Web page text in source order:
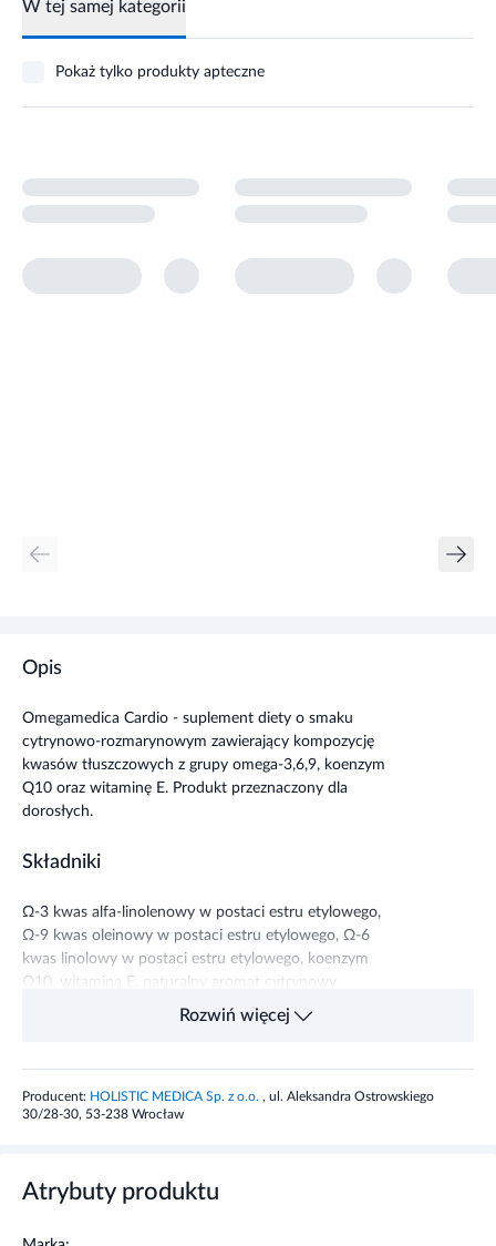
W tej samej kategorii
Pokaż tylko produkty apteczne
Opis
Omegamedica Cardio - suplement diety o smaku
cytrynowo-rozmarynowym zawierający kompozycję
kwasów tłuszczowych z grupy omega-3,6,9, koenzym
Q10 oraz witaminę E. Produkt przeznaczony dla
dorosłych.
Składniki
Ω-3 kwas alfa-linolenowy w postaci estru etylowego,
Ω-9 kwas oleinowy w postaci estru etylowego, Ω-6
kwas linolowy w postaci estru etylowego, koenzym
Q10, witamina E, naturalny aromat cytrynowy,
naturalny aromat rozmarynowy.
Kwasy omega 3-6-9 redukcją nadciśnienie tętnicze,
całkowitego).
Rozwiń więcej
Producent: HOLISTIC MEDICA Sp. z o.o. , ul. Aleksandra Ostrowskiego
30/28-30, 53-238 Wrocław
Atrybuty produktu